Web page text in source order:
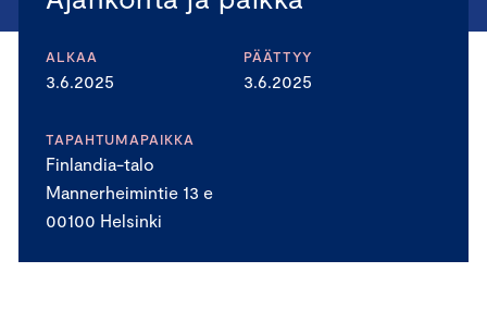
ALKAA
3.6.2025
PÄÄTTYY
3.6.2025
TAPAHTUMAPAIKKA
Finlandia-talo
Mannerheimintie 13 e
00100 Helsinki